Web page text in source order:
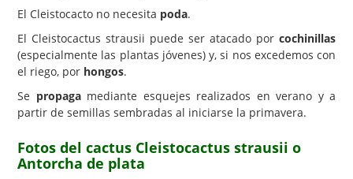
El Cleistocacto no necesita poda.
El Cleistocactus strausii puede ser atacado por cochinillas
(especialmente las plantas jóvenes) y, si nos excedemos con
el riego, por hongos.
Se propagamediante esquejes realizados en verano y a
partir de semillas sembradas al iniciarse la primavera.
Fotos del cactus Cleistocactus strausii o
Antorcha de plata